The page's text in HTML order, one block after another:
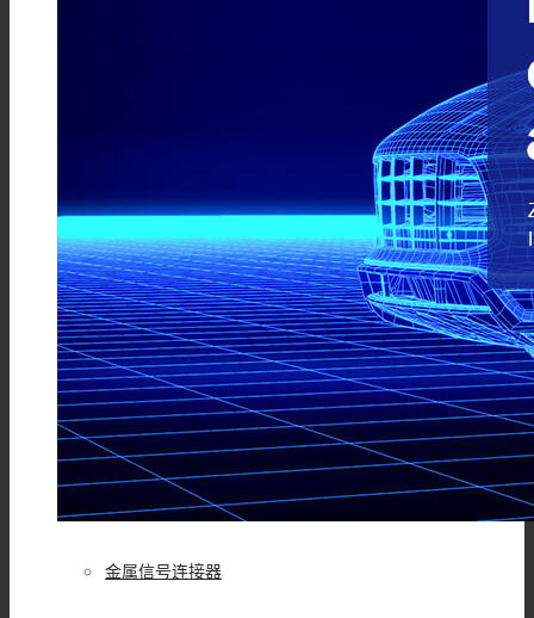
MSD维修开关
Mini MSD连接器
过孔连接器
金属信号连接器